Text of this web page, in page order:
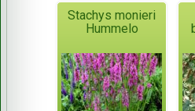
Stachys monieri
Hummelo